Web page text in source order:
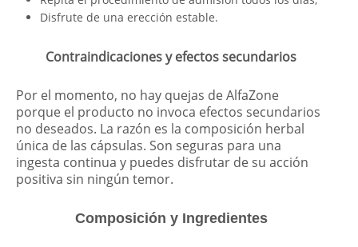
Disfrute de una erección estable.
Contraindicaciones y efectos secundarios
Por el momento, no hay quejas de AlfaZone
porque el producto no invoca efectos secundarios
no deseados. La razón es la composición herbal
única de las cápsulas. Son seguras para una
ingesta continua y puedes disfrutar de su acción
positiva sin ningún temor.
Composición y Ingredientes